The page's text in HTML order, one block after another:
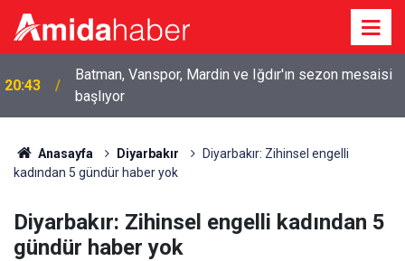
19:58 Hasankeyf’te baraj gölünde kadın cesedi bulundu
Anasayfa Diyarbakır
Diyarbakır: Zihinsel engelli
kadından 5 gündür haber yok
Diyarbakır: Zihinsel engelli kadından 5
gündür haber yok